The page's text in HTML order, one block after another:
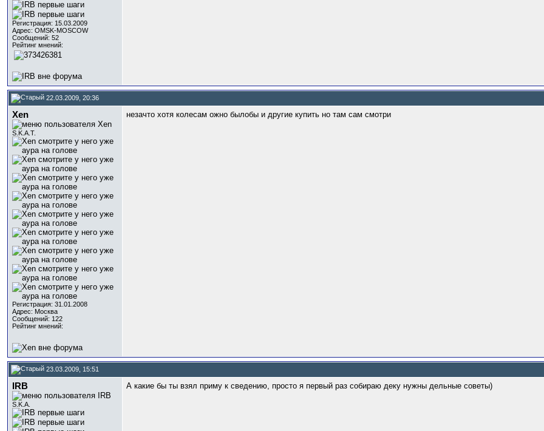
Регистрация: 15.03.2009
Адрес: OMSK-MOSCOW
Сообщений: 52
Рейтинг мнений:
22.03.2009, 20:36
Xen
S.K.A.T.
Регистрация: 31.01.2008
Адрес: Москва
Сообщений: 122
Рейтинг мнений:
незачто хотя колесам ожно былобы и другие купить но там сам смотри
23.03.2009, 15:51
IRB
S.K.A.
А какие бы ты взял приму к сведению, просто я первый раз собираю деку нужны дельные советы)